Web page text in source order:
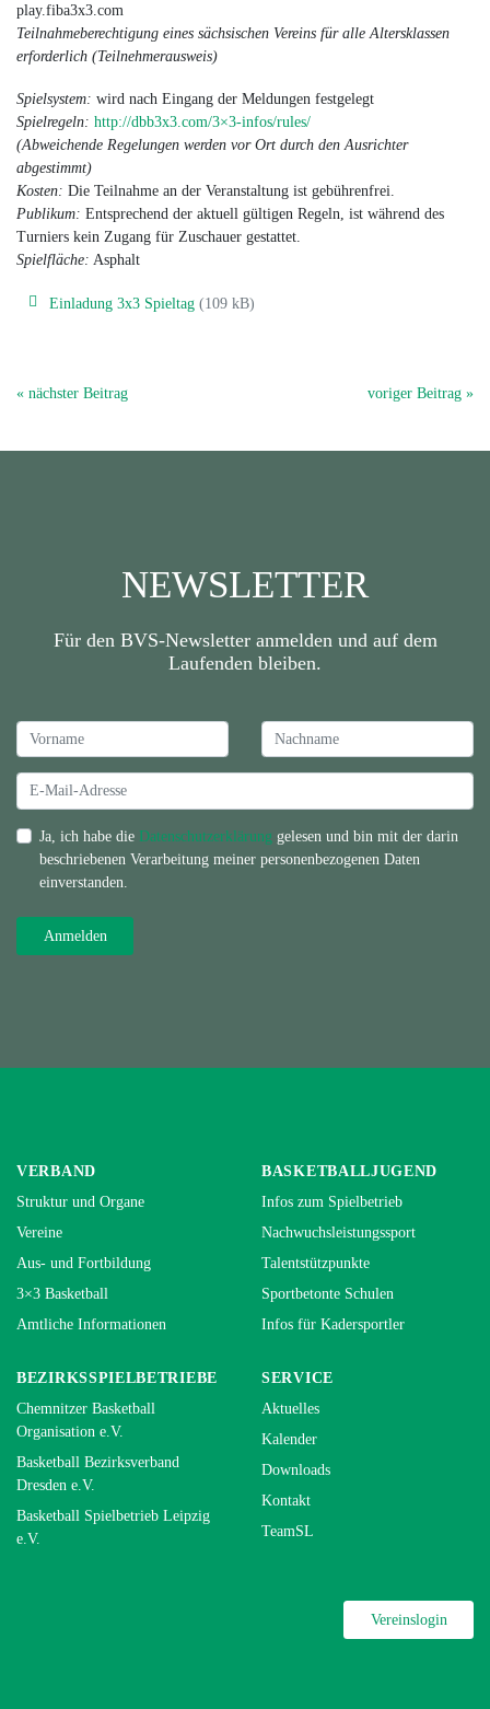
play.fiba3x3.com
Teilnahmeberechtigung eines sächsischen Vereins für alle Altersklassen
erforderlich (Teilnehmerausweis)
Spielsystem: wird nach Eingang der Meldungen festgelegt
Spielregeln: http://dbb3x3.com/3×3-infos/rules/
(Abweichende Regelungen werden vor Ort durch den Ausrichter
abgestimmt)
Kosten: Die Teilnahme an der Veranstaltung ist gebührenfrei.
Publikum: Entsprechend der aktuell gültigen Regeln, ist während des
Turniers kein Zugang für Zuschauer gestattet.
Spielfläche: Asphalt
Einladung 3x3 Spieltag (109 kB)
« nächster Beitrag voriger Beitrag »
NEWSLETTER
Für den BVS-Newsletter anmelden und auf dem
Laufenden bleiben.
Ja, ich habe die Datenschutzerklärung gelesen und bin mit der darin
beschriebenen Verarbeitung meiner personenbezogenen Daten
einverstanden.
VERBAND
Struktur und Organe
Vereine
Aus- und Fortbildung
3×3 Basketball
Amtliche Informationen
BASKETBALLJUGEND
Infos zum Spielbetrieb
Nachwuchsleistungssport
Talentstützpunkte
Sportbetonte Schulen
Infos für Kadersportler
BEZIRKSSPIELBETRIEBE
Chemnitzer Basketball
Organisation e.V.
Basketball Bezirksverband
Dresden e.V.
Basketball Spielbetrieb Leipzig
e.V.
SERVICE
Aktuelles
Kalender
Downloads
Kontakt
TeamSL
Vereinslogin